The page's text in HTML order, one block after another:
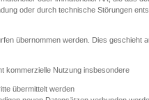
oder durch technische Störungen
übernommen werden. Dies geschieht
kommerzielle Nutzung insbesondere
übermittelt werden